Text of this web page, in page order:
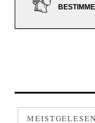
MEISTGELESEN